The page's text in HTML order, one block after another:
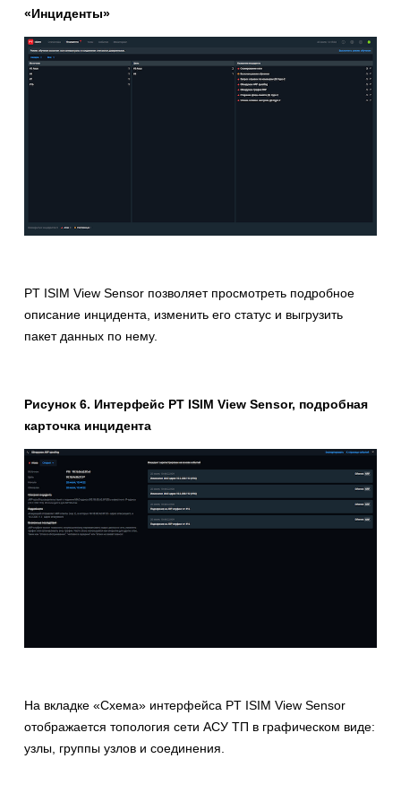
«Инциденты»
PT ISIM View Sensor позволяет просмотреть подробное
описание инцидента, изменить его статус и выгрузить
пакет данных по нему.
Рисунок 6. Интерфейс PT ISIM View Sensor, подробная
карточка инцидента
На вкладке «Схема» интерфейса PT ISIM View Sensor
отображается топология сети АСУ ТП в графическом виде:
узлы, группы узлов и соединения.